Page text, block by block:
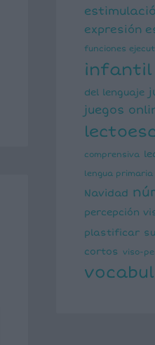
expresión
funciones
infantil
del lenguaje
juegos
comprensiva
lengua primaria
Navidad
percepción
plastificar
cortos
viso-